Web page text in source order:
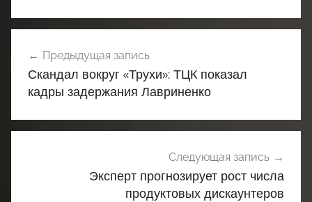
по
записям
Предыдущая запись
Скандал вокруг «Трухи»: ТЦК показал
кадры задержания Лавриненко
Следующая запись
Эксперт прогнозирует рост числа
продуктовых дискаунтеров